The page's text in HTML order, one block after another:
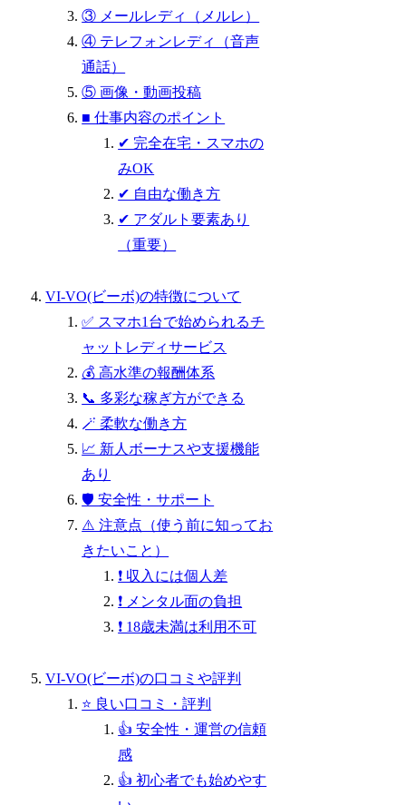
③ メールレディ（メルレ）
④ テレフォンレディ（音声
通話）
⑤ 画像・動画投稿
■ 仕事内容のポイント
✔ 完全在宅・スマホの
みOK
✔ 自由な働き方
✔ アダルト要素あり
（重要）
VI-VO(ビーボ)の特徴について
✅ スマホ1台で始められるチ
ャットレディサービス
💰 高水準の報酬体系
📞 多彩な稼ぎ方ができる
🪄 柔軟な働き方
📈 新人ボーナスや支援機能
あり
🛡 安全性・サポート
⚠️ 注意点（使う前に知ってお
きたいこと）
❗ 収入には個人差
❗ メンタル面の負担
❗ 18歳未満は利用不可
VI-VO(ビーボ)の口コミや評判
⭐ 良い口コミ・評判
👍 安全性・運営の信頼
感
👍 初心者でも始めやす